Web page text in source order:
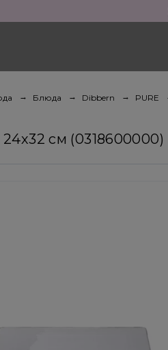
Блюда Dibbern PURE
см (0318600000)